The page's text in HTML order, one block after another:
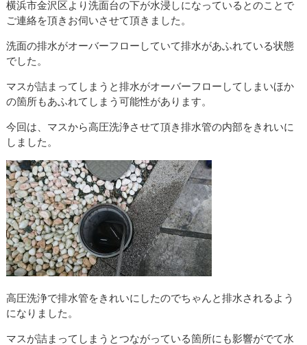
横浜市金沢区より洗面台の下が水浸しになっているとのことで
ご連絡を頂きお伺いさせて頂きました。
洗面の排水がオーバーフローしていて排水があふれている状態
でした。
マスが詰まってしまうと排水がオーバーフローしてしまいほか
の箇所もあふれてしまう可能性があります。
今回は、マスから高圧洗浄させて頂き排水管の内部をきれいに
しました。
高圧洗浄で排水管をきれいにしたのでちゃんと排水されるよう
になりました。
マスが詰まってしまうとつながっている箇所にも影響がでて水